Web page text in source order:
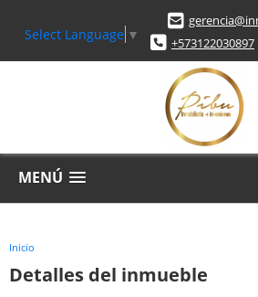
Select Language ▼
+573122030897
MENÚ
Inicio
Detalles del inmueble